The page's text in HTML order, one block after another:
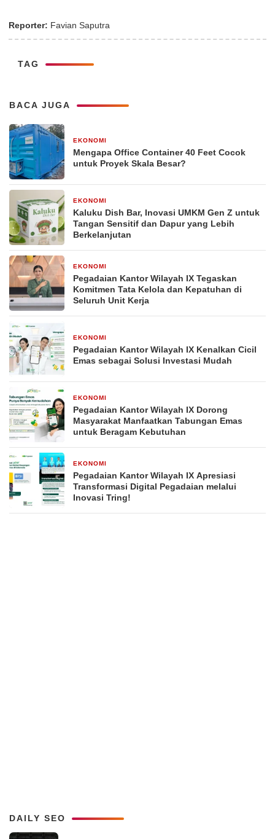
Reporter: Favian Saputra
TAG
BACA JUGA
EKONOMI
Mengapa Office Container 40 Feet Cocok
untuk Proyek Skala Besar?
EKONOMI
Kaluku Dish Bar, Inovasi UMKM Gen Z untuk
Tangan Sensitif dan Dapur yang Lebih
Berkelanjutan
EKONOMI
Pegadaian Kantor Wilayah IX Tegaskan
Komitmen Tata Kelola dan Kepatuhan di
Seluruh Unit Kerja
EKONOMI
Pegadaian Kantor Wilayah IX Kenalkan Cicil
Emas sebagai Solusi Investasi Mudah
EKONOMI
Pegadaian Kantor Wilayah IX Dorong
Masyarakat Manfaatkan Tabungan Emas
untuk Beragam Kebutuhan
EKONOMI
Pegadaian Kantor Wilayah IX Apresiasi
Transformasi Digital Pegadaian melalui
Inovasi Tring!
DAILY SEO